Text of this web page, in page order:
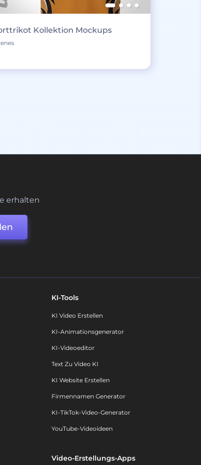
Kollektion Mockups
erhalten
KI-Tools
KI Video Erstellen
KI-Animationsgenerator
KI-Videoeditor
Text Zu Video KI
KI Website Erstellen
Firmennamen Generator
KI-TikTok-Video-Generator
YouTube-Videoideen
Video-Erstellungs-Apps